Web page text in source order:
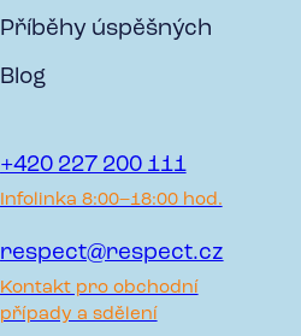
Příběhy úspěšných
Blog
+420 227 200 111
Infolinka 8:00–18:00 hod.
respect@respect.cz
Kontakt pro obchodní
případy a sdělení